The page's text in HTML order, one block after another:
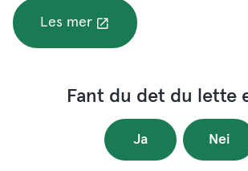
Les mer
Fant du det du lette
Ja Nei